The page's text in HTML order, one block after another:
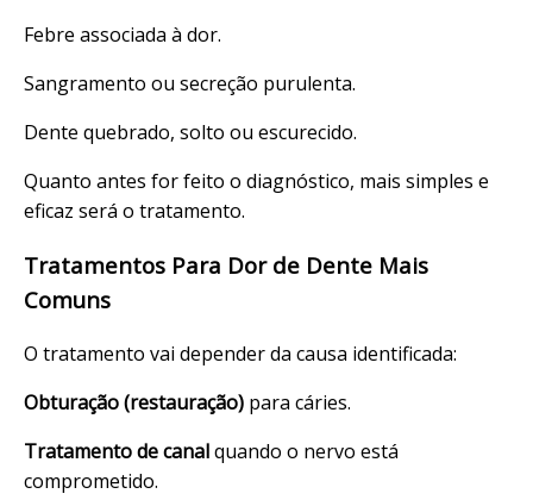
Febre associada à dor.
Sangramento ou secreção purulenta.
Dente quebrado, solto ou escurecido.
Quanto antes for feito o diagnóstico, mais simples e
eficaz será o tratamento.
Tratamentos Para Dor de Dente Mais
Comuns
O tratamento vai depender da causa identificada:
Obturação (restauração) para cáries.
Tratamento de canalquando o nervo está
comprometido.